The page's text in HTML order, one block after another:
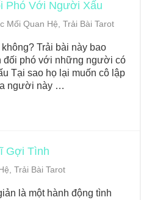
Phó Với Người Xấu
Mối Quan Hệ,Trải Bài Tarot
Trải bài này bao
đối phó với những người có
Tại sao họ lại muốn cô lập
người này …
Gợi Tình
,Trải Bài Tarot
là một hành động tình